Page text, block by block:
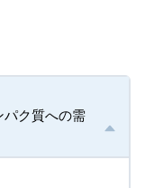
ク質への需